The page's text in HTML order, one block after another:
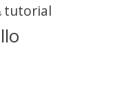
tutorial